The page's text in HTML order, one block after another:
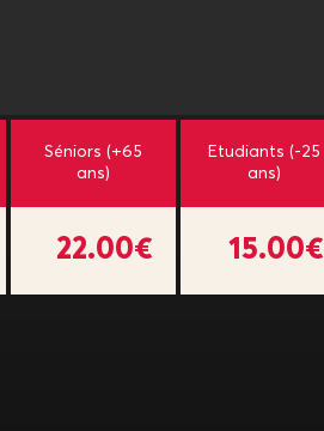
Séniors (+65
ans)
22.00€
Etudiants (-25
ans)
15.00€